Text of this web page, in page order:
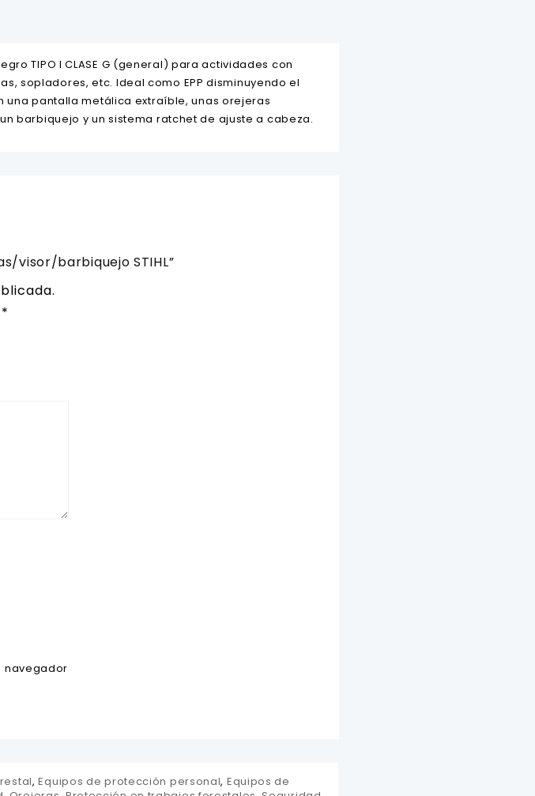
TIPO I CLASE G (general) para actividades con
sopladores, etc. Ideal como EPP disminuyendo el
pantalla metálica extraíble, unas orejeras
barbiquejo y un sistema ratchet de ajuste a cabeza.
visor/barbiquejo STIHL”
*
navegador
,Equipos de protección personal, Equipos de